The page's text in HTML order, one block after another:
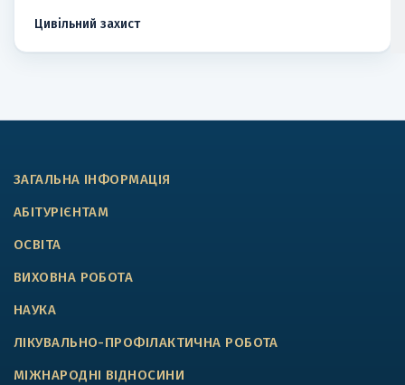
Цивільний захист
ЗАГАЛЬНА ІНФОРМАЦІЯ
АБІТУРІЄНТАМ
ОСВІТА
ВИХОВНА РОБОТА
НАУКА
ЛІКУВАЛЬНО-ПРОФІЛАКТИЧНА РОБОТА
МІЖНАРОДНІ ВІДНОСИНИ